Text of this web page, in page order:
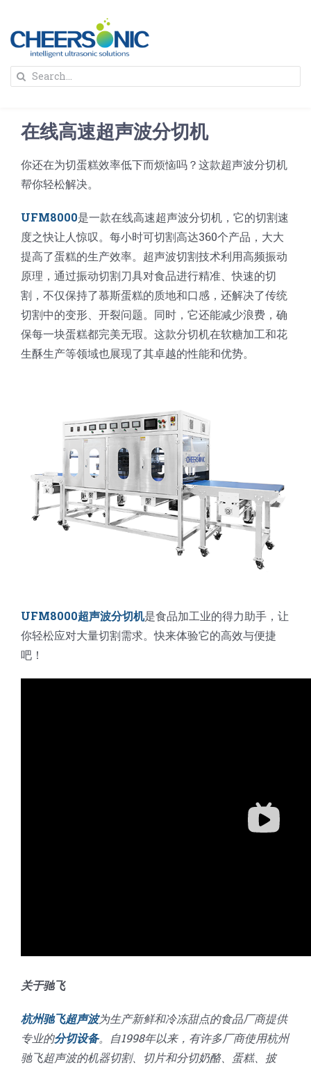
content
解决方案
蛋糕切割机
圆蛋糕切割机
蛋糕切块机
蛋糕切片机
奶酪切片
圆形奶酪切片
块状奶酪切片
挤出奶酪切片
三明治/披萨/寿司切割
披萨切割机
面团
冷冻面团切割
阿胶糕切片
谷物棒切割
超声波设备
公司新闻
关于我们
人才招聘
联系我们
Search
在线高速超声波分切机
你还在为切蛋糕效率低下而烦恼吗？这款超声波分切机
帮你轻松解决。
UFM8000是一款在线高速超声波分切机，它的切割速
度之快让人惊叹。每小时可切割高达360个产品，大大
提高了蛋糕的生产效率。超声波切割技术利用高频振动
原理，通过振动切割刀具对食品进行精准、快速的切
割，不仅保持了慕斯蛋糕的质地和口感，还解决了传统
切割中的变形、开裂问题。同时，它还能减少浪费，确
保每一块蛋糕都完美无瑕。这款分切机在软糖加工和花
生酥生产等领域也展现了其卓越的性能和优势。
UFM8000超声波分切机是食品加工业的得力助手，让
你轻松应对大量切割需求。快来体验它的高效与便捷
吧！
关于驰飞
杭州驰飞超声波为生产新鲜和冷冻甜点的食品厂商提供
专业的分切设备。自1998年以来，有许多厂商使用杭州
驰飞超声波的机器切割、切片和分切奶酪、蛋糕、披